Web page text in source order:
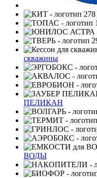
скважины
ПЕЛИКАН
ВОДЫ